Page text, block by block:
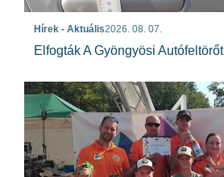
Hírek - Aktuális2026. 08. 07.
Elfogták A Gyöngyösi Autófeltörőt